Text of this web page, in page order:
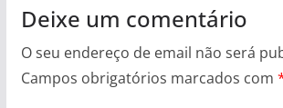
Deixe um comentário
O seu endereço de email não será
Campos obrigatórios marcados com